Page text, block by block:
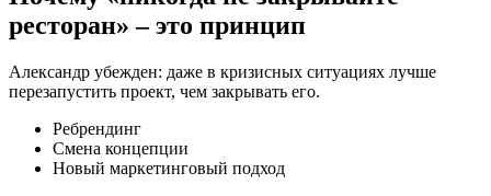
ресторан» – это принцип
Александр убежден: даже в кризисных ситуациях лучше
перезапустить проект, чем закрывать его.
Ребрендинг
Смена концепции
Новый маркетинговый подход